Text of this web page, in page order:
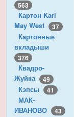
563
Картон Karl
May West
37
Картонные
вкладыши
376
Квадро-
Жуйка
49
Кэпсы 41
МАК-
ИВАНОВО
43